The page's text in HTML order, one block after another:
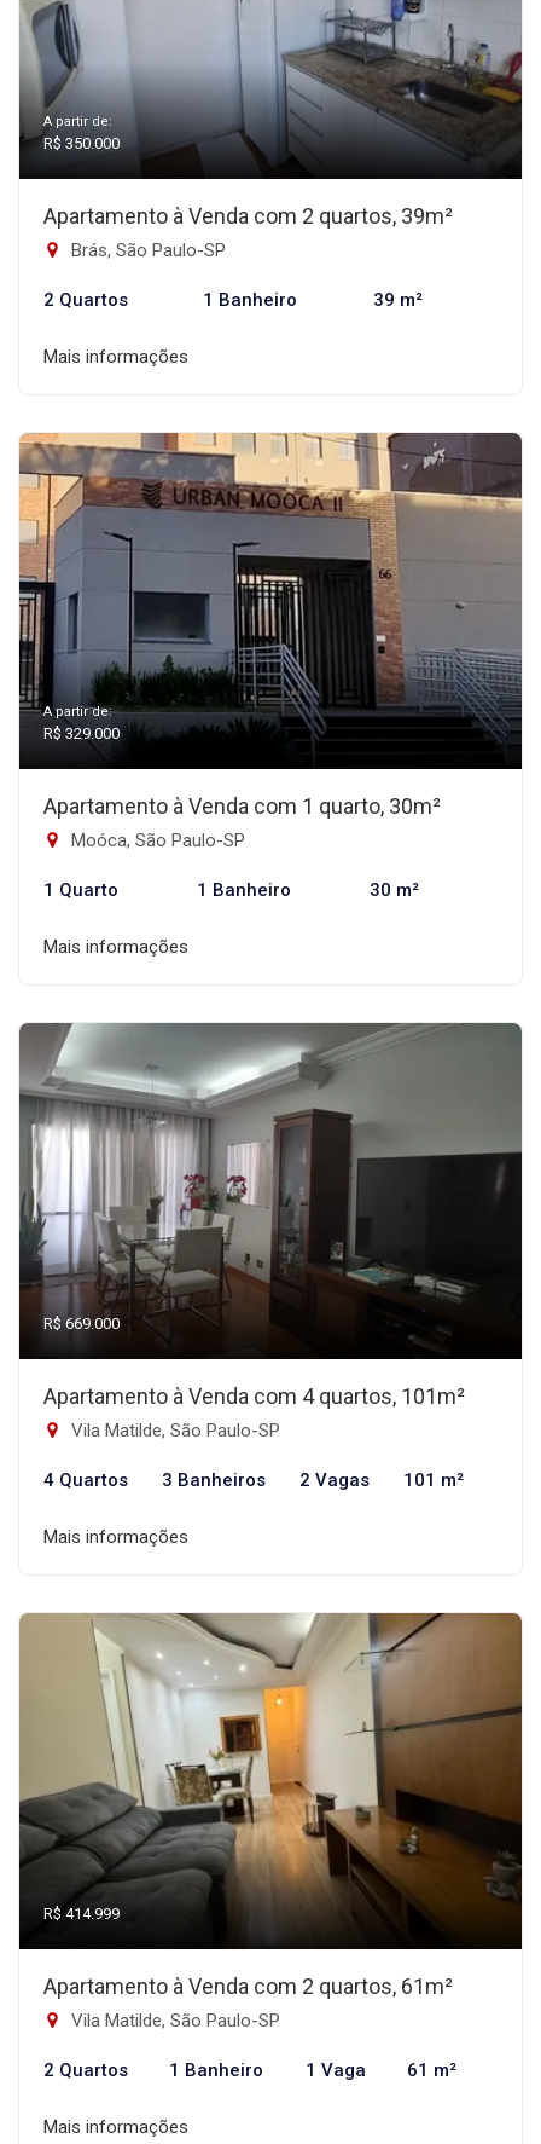
A partir de:
R$ 350.000
Apartamento à Venda com 2 quartos, 39m²
Brás, São Paulo-SP
2 Quartos 1 Banheiro 39 m²
Mais informações
A partir de:
R$ 329.000
Apartamento à Venda com 1 quarto, 30m²
Moóca, São Paulo-SP
1 Quarto 1 Banheiro 30 m²
Mais informações
R$ 669.000
Apartamento à Venda com 4 quartos, 101m²
Vila Matilde, São Paulo-SP
4 Quartos 3 Banheiros 2 Vagas 101 m²
Mais informações
R$ 414.999
Apartamento à Venda com 2 quartos, 61m²
Vila Matilde, São Paulo-SP
2 Quartos 1 Banheiro 1 Vaga 61 m²
Mais informações